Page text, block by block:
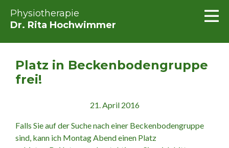
Physiotherapie
Dr. Rita Hochwimmer
Platz in Beckenbodengruppe
frei!
21. April 2016
Falls Sie auf der Suche nach einer Beckenbodengruppe
sind, kann ich Montag Abend einen Platz